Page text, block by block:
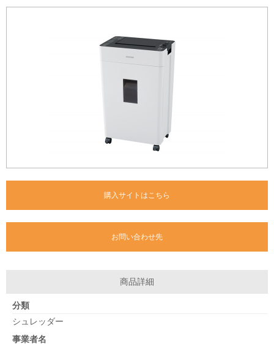
購入サイトはこちら
お問い合わせ先
商品詳細
分類
シュレッダー
事業者名